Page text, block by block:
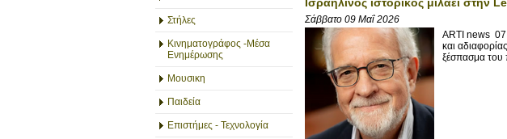
Στήλες
Κινηματογράφος -Μέσα
Ενημέρωσης
Μουσικη
Παιδεία
Επιστήμες - Τεχνολογία
Σάββατο 09 Μαΐ 2026
ARTI news
και
ξέσπασμα του